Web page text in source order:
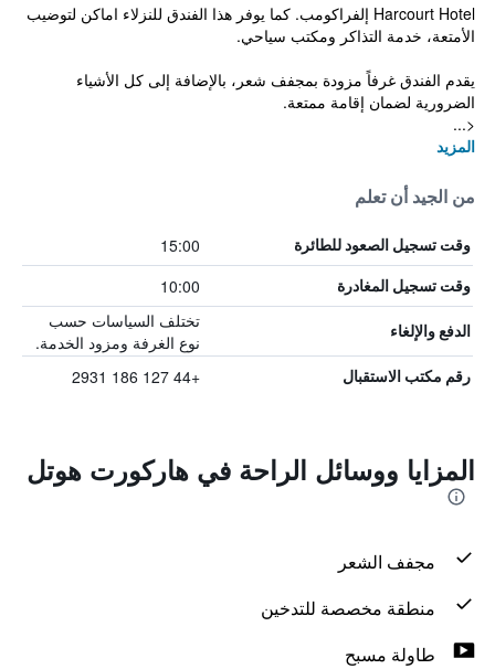
Harcourt Hotel إلفراكومب. كما يوفر هذا الفندق للنزلاء اماكن لتوضيب
الأمتعة، خدمة التذاكر ومكتب سياحي.
يقدم الفندق غرفاً مزودة بمجفف شعر، بالإضافة إلى كل الأشياء
الضرورية لضمان إقامة ممتعة.
<...
المزيد
من الجيد أن تعلم
وقت تسجيل الصعود للطائرة 15:00
وقت تسجيل المغادرة 10:00
الدفع والإلغاء
تختلف السياسات حسب
نوع الغرفة ومزود الخدمة.
رقم مكتب الاستقبال +44 127 186 2931
المزايا ووسائل الراحة في هاركورت هوتل
مجفف الشعر
منطقة مخصصة للتدخين
طاولة مسبح